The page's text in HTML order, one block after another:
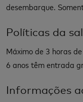
desembarque.
Políticas da
Máximo de 3 horas
6 anos têm entrada
Informações